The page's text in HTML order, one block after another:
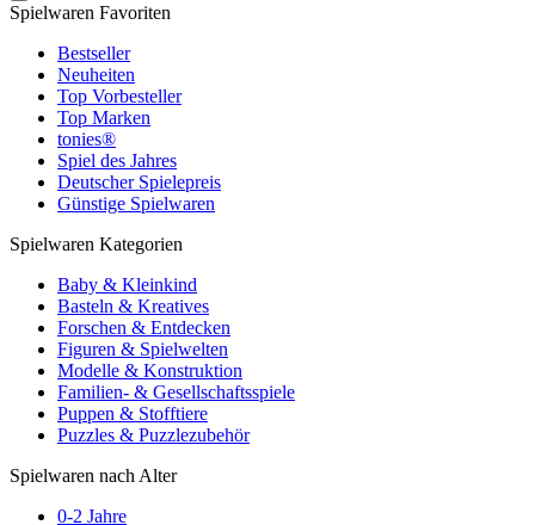
Spielwaren Favoriten
Bestseller
Neuheiten
Top Vorbesteller
Top Marken
tonies®
Spiel des Jahres
Deutscher Spielepreis
Günstige Spielwaren
Spielwaren Kategorien
Baby & Kleinkind
Basteln & Kreatives
Forschen & Entdecken
Figuren & Spielwelten
Modelle & Konstruktion
Familien- & Gesellschaftsspiele
Puppen & Stofftiere
Puzzles & Puzzlezubehör
Spielwaren nach Alter
0-2 Jahre